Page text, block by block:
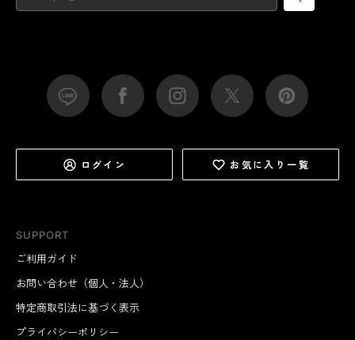
SUPPORT
ご利用ガイド
お問い合わせ（個人・法人）
特定商取引法に基づく表示
プライバシーポリシー
ログイン お気に入り一覧